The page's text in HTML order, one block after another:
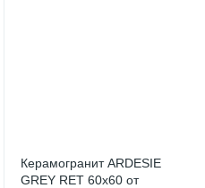
Керамогранит ARDESIE
GREY RET 60x60 от